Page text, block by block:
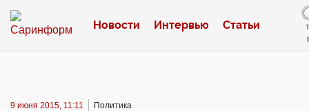
Новости Интервью Статьи
9 июня 2015, 11:11 Политика